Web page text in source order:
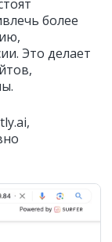
более
Это делает